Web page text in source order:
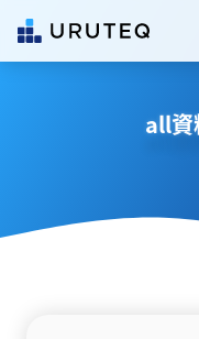
all資